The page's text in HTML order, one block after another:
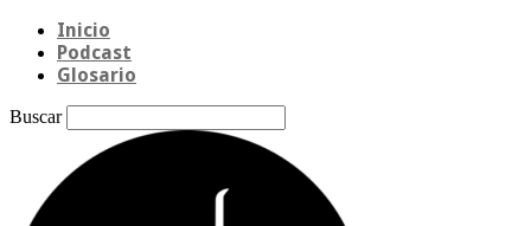
Inicio
Podcast
Glosario
Buscar